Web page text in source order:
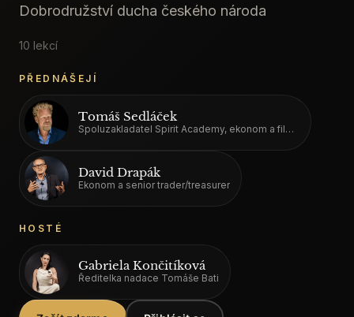
Články ▾
Řekli
o
nás
akademii
Předplatné
Dobrodružství ducha českého národa
10 lekcí
PŘEDNÁŠEJÍ
Tomáš Sedláček
Spoluzakladatel Spirit Academy, ekonom a filozof
David Drapák
Ekonom a senior trader/treasurer
HOSTÉ
Gabriela Končitíková
Ředitelka nadace Tomáše Bati